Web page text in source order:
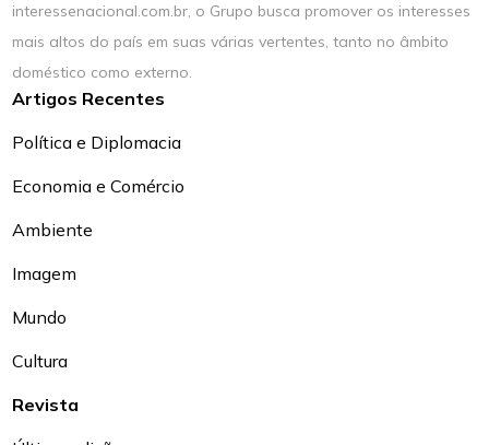
interessenacional.com.br, o Grupo busca promover os interesses
mais altos do país em suas várias vertentes, tanto no âmbito
doméstico como externo.
Artigos Recentes
Política e Diplomacia
Economia e Comércio
Ambiente
Imagem
Mundo
Cultura
Revista